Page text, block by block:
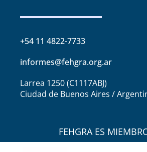
+54 11 4822-7733
informes@fehgra.org.ar
Larrea 1250 (C1117ABJ)
Ciudad de Buenos Aires /
FEHGRA ES